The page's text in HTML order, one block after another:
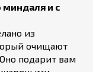
миндаля и с
из
очищают
подарит вам